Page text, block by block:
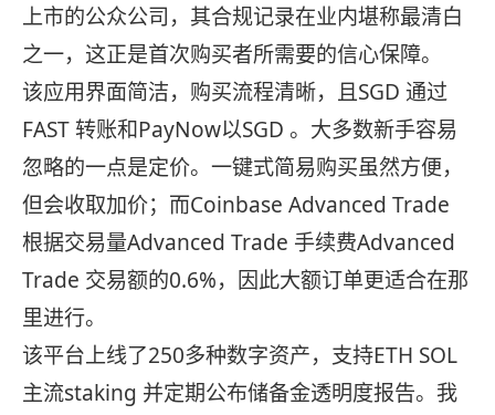
上市的公众公司，其合规记录在业内堪称最清白
之一，这正是首次购买者所需要的信心保障。
该应用界面简洁，购买流程清晰，且SGD 通过
FAST 转账和PayNow以SGD 。大多数新手容易
忽略的一点是定价。一键式简易购买虽然方便，
但会收取加价；而Coinbase Advanced Trade
根据交易量Advanced Trade 手续费Advanced
Trade 交易额的0.6%，因此大额订单更适合在那
里进行。
该平台上线了250多种数字资产，支持ETH SOL
主流staking 并定期公布储备金透明度报告。我